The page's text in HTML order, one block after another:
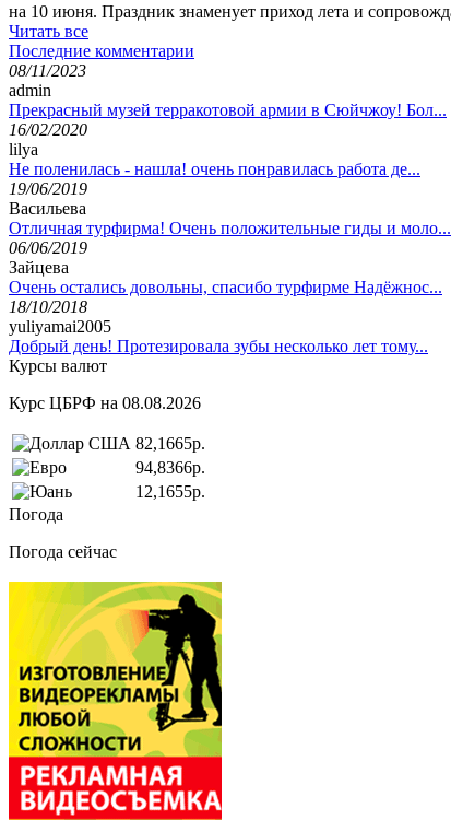
на 10 июня. Праздник знаменует приход лета и
Читать все
Последние комментарии
08/11/2023
admin
Прекрасный музей терракотовой армии в Сюйчжоу! Бол...
16/02/2020
lilya
Не поленилась - нашла! очень понравилась работа де...
19/06/2019
Васильева
Отличная турфирма! Очень положительные гиды и моло...
06/06/2019
Зайцева
Очень остались довольны, спасибо турфирме Надёжнос...
18/10/2018
yuliyamai2005
Добрый день! Протезировала зубы несколько лет тому...
Курсы валют
Курс ЦБРФ на 08.08.2026
82,1665р.
94,8366р.
12,1655р.
Погода
Погода сейчас